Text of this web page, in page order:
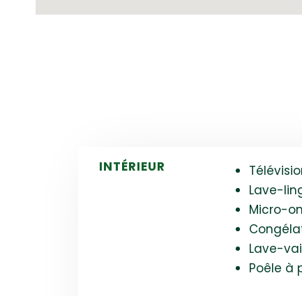
INTÉRIEUR
Lave-
Micro-
Lave-
Poêle à